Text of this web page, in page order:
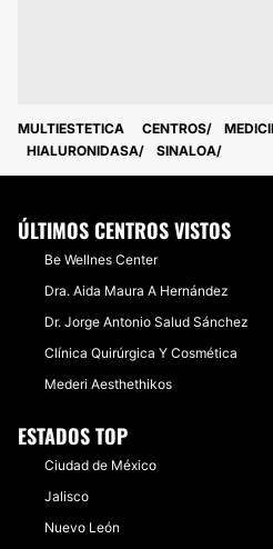
MULTIESTETICA CENTROS
HIALURONIDASA
SINALOA
ÚLTIMOS CENTROS VISTOS
Be Wellnes Center
Dra. Aida Maura A Hernández
Dr. Jorge Antonio Salud Sánchez
Clínica Quirúrgica Y Cosmética
Mederi Aesthethikos
ESTADOS TOP
Ciudad de México
Jalisco
Nuevo León